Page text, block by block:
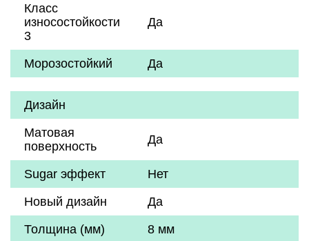
Класс
износостойкости
3
Да
Морозостойкий Да
Дизайн
Матовая
поверхность
Да
Sugar эффект
Нет
Новый дизайн
Да
Толщина (мм)
8 мм